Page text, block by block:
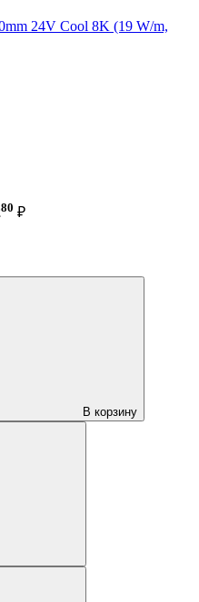
24V Cool 8K (19 W/m,
80 ₽
В корзину